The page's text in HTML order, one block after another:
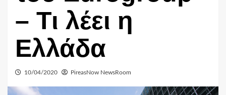
– Τι λέει η
Ελλάδα
10/04/2020 PireasNow NewsRoom